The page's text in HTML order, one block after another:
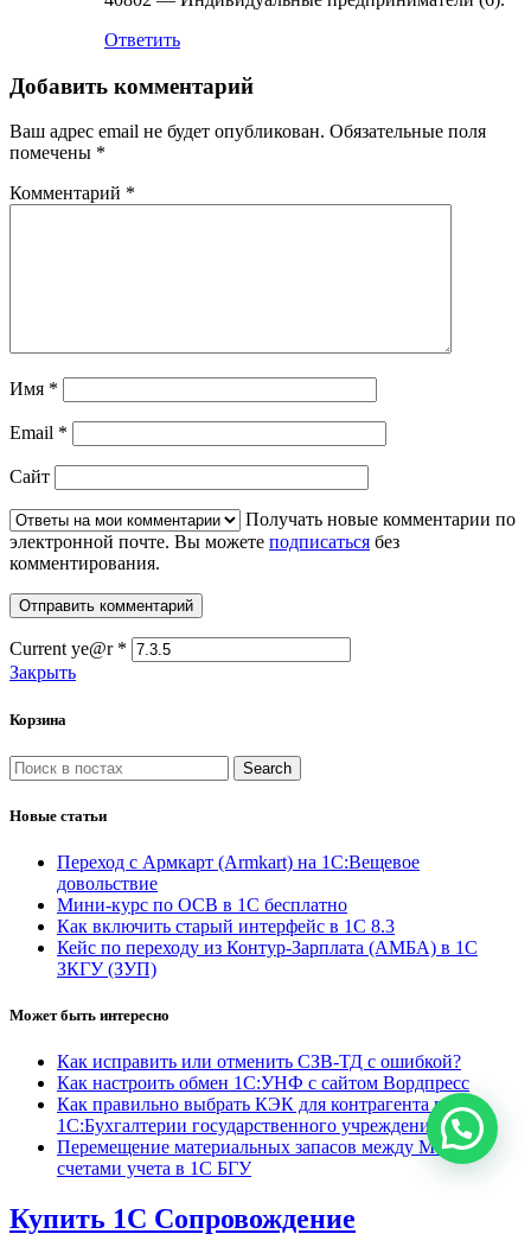
Ответить
Добавить комментарий
Ваш адрес email не будет опубликован. Обязательные поля
помечены *
Комментарий *
Имя *
Email *
Сайт
Получать новые комментарии по
электронной почте. Вы можете подписаться без
комментирования.
Current ye@r *
Закрыть
Корзина
Search
Новые статьи
Переход с Армкарт (Armkart) на 1С:Вещевое
довольствие
Мини-курс по ОСВ в 1С бесплатно
Как включить старый интерфейс в 1С 8.3
Кейс по переходу из Контур-Зарплата (АМБА) в 1С
ЗКГУ (ЗУП)
Может быть интересно
Как исправить или отменить СЗВ-ТД с ошибкой?
Как настроить обмен 1С:УНФ с сайтом Вордпресс
Как правильно выбрать КЭК для контрагента в
1С:Бухгалтерии государственного учреждения
Перемещение материальных запасов между МОЛ и
счетами учета в 1С БГУ
Купить 1С Сопровождение